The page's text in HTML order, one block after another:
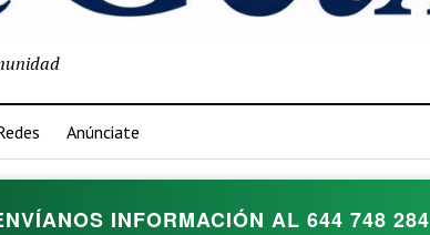
Anúnciate
INFORMACIÓN AL 644 748 284